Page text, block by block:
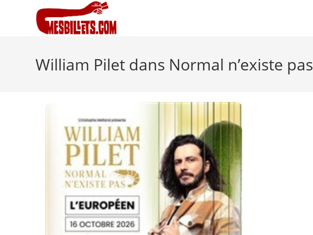
William Pilet dans Normal n’existe pas